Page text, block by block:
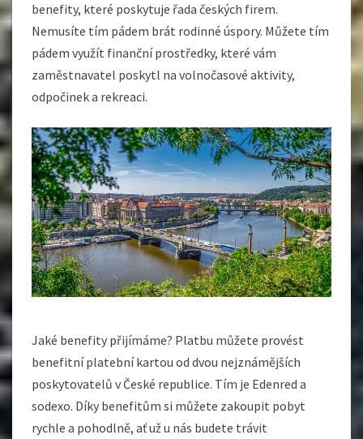
benefity, které poskytuje řada českých firem.
Nemusíte tím pádem brát rodinné úspory. Můžete tím
pádem využít finanční prostředky, které vám
zaměstnavatel poskytl na volnočasové aktivity,
odpočinek a rekreaci.
Jaké benefity přijímáme? Platbu můžete provést
benefitní platební kartou od dvou nejznámějších
poskytovatelů v České republice. Tím je Edenred a
sodexo. Díky benefitům si můžete zakoupit pobyt
rychle a pohodlně, ať už u nás budete trávit